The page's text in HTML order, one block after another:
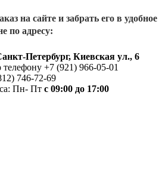
на сайте и забрать его в удобное
по адресу:
Петербург, Киевская ул., 6
+7 (921) 966-05-01
746-72-69
Пн- Пт с 09:00 до 17:00